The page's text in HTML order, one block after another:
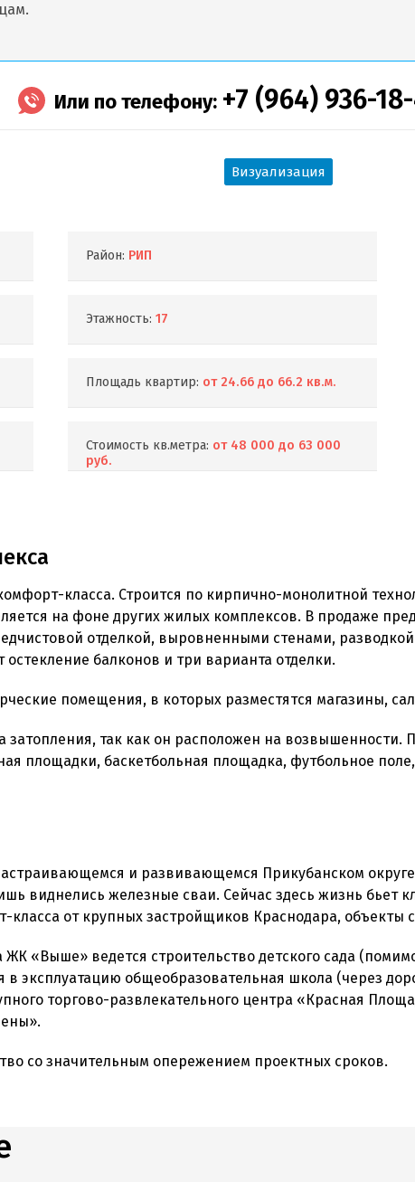
Или по телефону: +7 (964) 936-
Визуализация
Район: РИП
Этажность: 17
Площадь квартир: от 24.66 до 66.2 кв.м.
Стоимость кв.метра: от 48 000 до 63 000
руб.
класса. Строится по кирпично-монолитной
на фоне других жилых комплексов. В продаже
отделкой, выровненными стенами,
балконов и три варианта отделки.
помещения, в которых разместятся магазины,
затопления, так как он расположен на возвышенности.
площадки, баскетбольная площадка, футбольное
и развивающемся Прикубанском
виднелись железные сваи. Сейчас здесь жизнь бьет
от крупных застройщиков Краснодара, объекты
«Выше» ведется строительство детского сада
в эксплуатацию общеобразовательная школа (через
торгово-развлекательного центра «Красная
со значительным опережением проектных сроков.